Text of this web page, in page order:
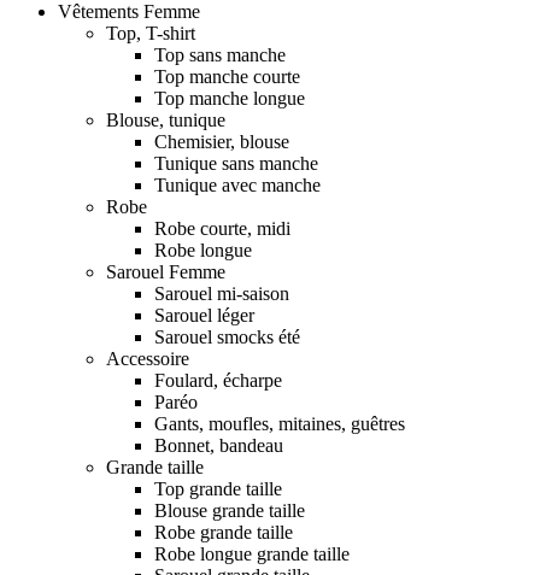
Vêtements Femme
Top, T-shirt
Top sans manche
Top manche courte
Top manche longue
Blouse, tunique
Chemisier, blouse
Tunique sans manche
Tunique avec manche
Robe
Robe courte, midi
Robe longue
Sarouel Femme
Sarouel mi-saison
Sarouel léger
Sarouel smocks été
Accessoire
Foulard, écharpe
Paréo
Gants, moufles, mitaines, guêtres
Bonnet, bandeau
Grande taille
Top grande taille
Blouse grande taille
Robe grande taille
Robe longue grande taille